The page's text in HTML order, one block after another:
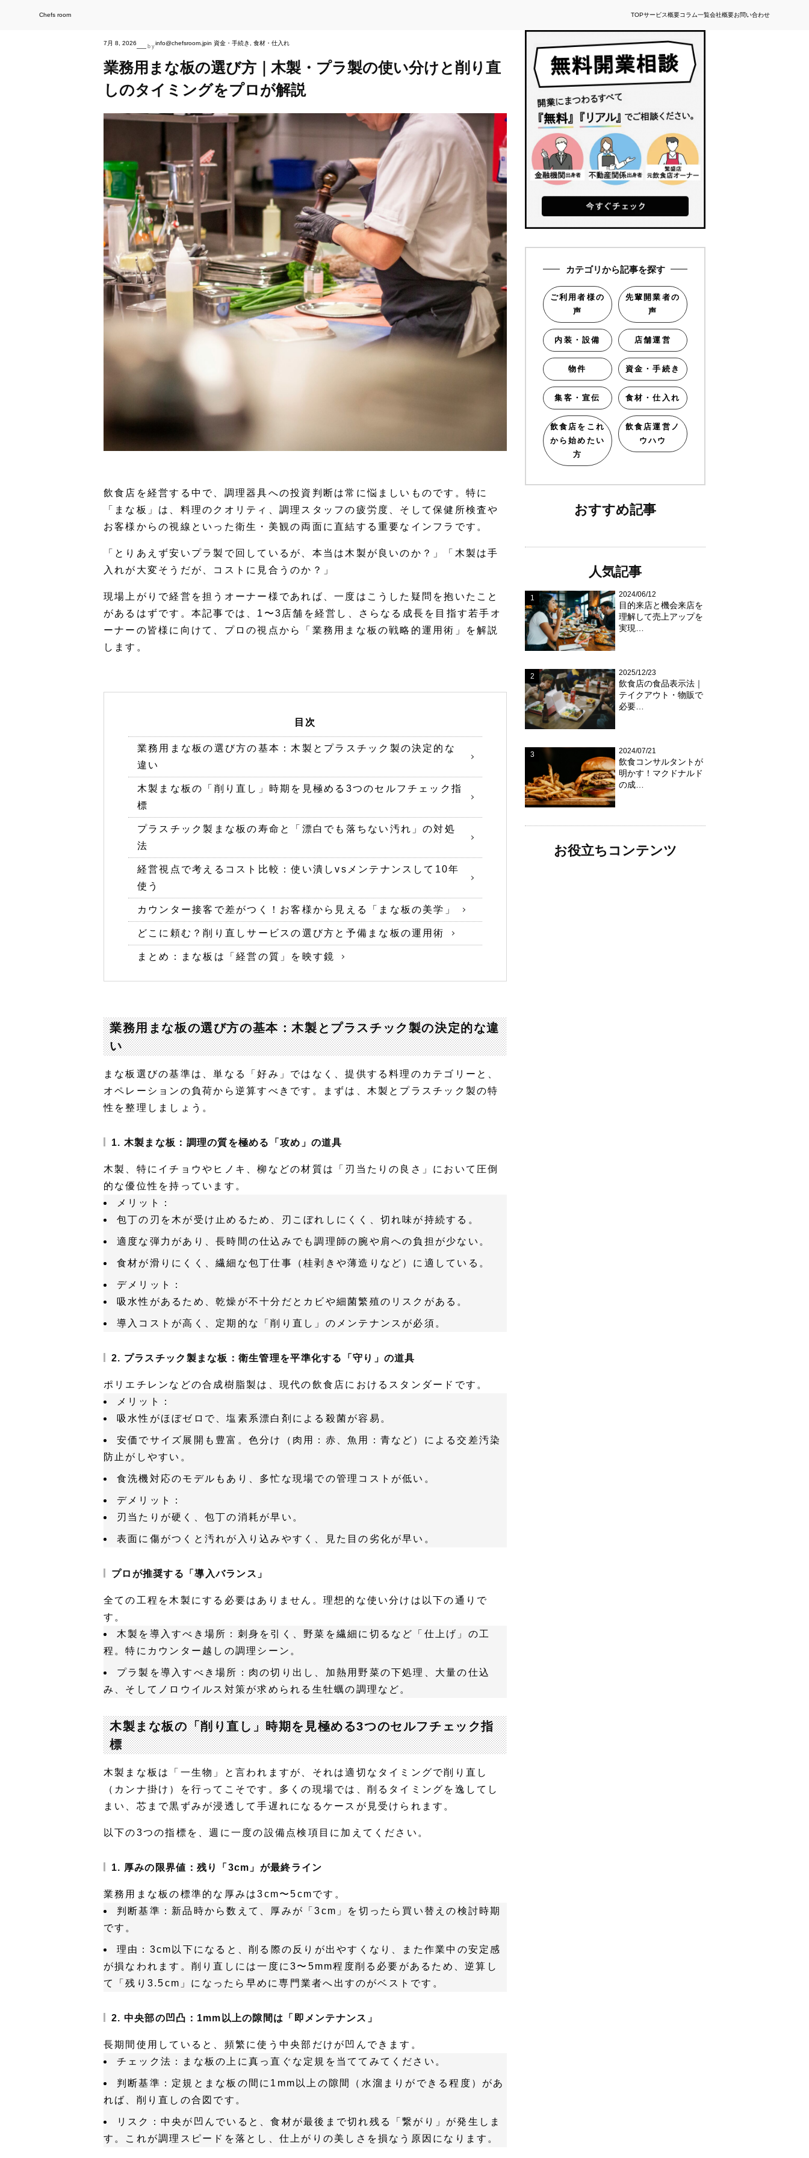
Chefs room TOPサービス概要コラム一覧会社概要お問い合わせ
7月 8, 2026—byinfo@chefsroom.jpin 資金・手続き 食材・仕入れ
業務用まな板の選び方｜木製・プラ製の使い分けと削り直
しのタイミングをプロが解説
飲食店を経営する中で、調理器具への投資判断は常に悩ましいものです。特に
「まな板」は、料理のクオリティ、調理スタッフの疲労度、そして保健所検査や
お客様からの視線といった衛生・美観の両面に直結する重要なインフラです。
「とりあえず安いプラ製で回しているが、本当は木製が良いのか？」「木製は手
入れが大変そうだが、コストに見合うのか？」
現場上がりで経営を担うオーナー様であれば、一度はこうした疑問を抱いたこと
があるはずです。本記事では、1〜3店舗を経営し、さらなる成長を目指す若手オ
ーナーの皆様に向けて、プロの視点から「業務用まな板の戦略的運用術」を解説
します。
目次
業務用まな板の選び方の基本：木製とプラスチック製の決定的な
違い
木製まな板の「削り直し」時期を見極める3つのセルフチェック指
標
プラスチック製まな板の寿命と「漂白でも落ちない汚れ」の対処
法
経営視点で考えるコスト比較：使い潰しvsメンテナンスして10年
使う
カウンター接客で差がつく！お客様から見える「まな板の美学」
どこに頼む？削り直しサービスの選び方と予備まな板の運用術
まとめ：まな板は「経営の質」を映す鏡
業務用まな板の選び方の基本：木製とプラスチック製の決定的な違
い
まな板選びの基準は、単なる「好み」ではなく、提供する料理のカテゴリーと、
オペレーションの負荷から逆算すべきです。まずは、木製とプラスチック製の特
性を整理しましょう。
1. 木製まな板：調理の質を極める「攻め」の道具
木製、特にイチョウやヒノキ、柳などの材質は「刃当たりの良さ」において圧倒
的な優位性を持っています。
メリット
：
包丁の刃を木が受け止めるため、刃こぼれしにくく、切れ味が持続する。
適度な弾力があり、長時間の仕込みでも調理師の腕や肩への負担が少ない。
食材が滑りにくく、繊細な包丁仕事（桂剥きや薄造りなど）に適している。
デメリット
：
吸水性があるため、乾燥が不十分だとカビや細菌繁殖のリスクがある。
導入コストが高く、定期的な「削り直し」のメンテナンスが必須。
2. プラスチック製まな板：衛生管理を平準化する「守り」の道具
ポリエチレンなどの合成樹脂製は、現代の飲食店におけるスタンダードです。
メリット
：
吸水性がほぼゼロで、塩素系漂白剤による殺菌が容易。
安価でサイズ展開も豊富。色分け（肉用：赤、魚用：青など）による交差汚染
防止がしやすい。
食洗機対応のモデルもあり、多忙な現場での管理コストが低い。
デメリット
：
刃当たりが硬く、包丁の消耗が早い。
表面に傷がつくと汚れが入り込みやすく、見た目の劣化が早い。
プロが推奨する「導入バランス」
全ての工程を木製にする必要はありません。理想的な使い分けは以下の通りで
す。
木製を導入すべき場所 ：刺身を引く、野菜を繊細に切るなど「仕上げ」の工
程。特にカウンター越しの調理シーン。
プラ製を導入すべき場所 ：肉の切り出し、加熱用野菜の下処理、大量の仕込
み、そしてノロウイルス対策が求められる生牡蠣の調理など。
木製まな板の「削り直し」時期を見極める3つのセルフチェック指
標
木製まな板は「一生物」と言われますが、それは適切なタイミングで削り直し
（カンナ掛け）を行ってこそです。多くの現場では、削るタイミングを逸してし
まい、芯まで黒ずみが浸透して手遅れになるケースが見受けられます。
以下の3つの指標を、週に一度の設備点検項目に加えてください。
1. 厚みの限界値：残り「3cm」が最終ライン
業務用まな板の標準的な厚みは3cm〜5cmです。
判断基準 ：新品時から数えて、厚みが「3cm」を切ったら買い替えの検討時期
です。
理由 ：3cm以下になると、削る際の反りが出やすくなり、また作業中の安定感
が損なわれます。削り直しには一度に3〜5mm程度削る必要があるため、逆算し
て「残り3.5cm」になったら早めに専門業者へ出すのがベストです。
2. 中央部の凹凸：1mm以上の隙間は「即メンテナンス」
長期間使用していると、頻繁に使う中央部だけが凹んできます。
チェック法 ：まな板の上に真っ直ぐな定規を当ててみてください。
判断基準 ：定規とまな板の間に1mm以上の隙間（水溜まりができる程度）があ
れば、削り直しの合図です。
リスク
：中央が凹んでいると、食材が最後まで切れ残る「繋がり」が発生しま
す。これが調理スピードを落とし、仕上がりの美しさを損なう原因になります。
カテゴリから記事を探す
ご利用者様の
声
先輩開業者の
声
内装・設備 店舗運営
物件 資金・手続き
集客・宣伝 食材・仕入れ
飲食店をこれ
から始めたい
方
飲食店運営ノ
ウハウ
おすすめ記事
人気記事
2024/06/12
目的来店と機会来店を
理解して売上アップを
実現…
2025/12/23
飲食店の食品表示法｜
テイクアウト・物販で
必要…
2024/07/21
飲食コンサルタントが
明かす！マクドナルド
の成…
お役立ちコンテンツ